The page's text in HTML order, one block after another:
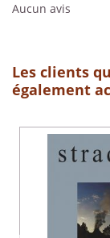
Aucun avis
Les clients
également